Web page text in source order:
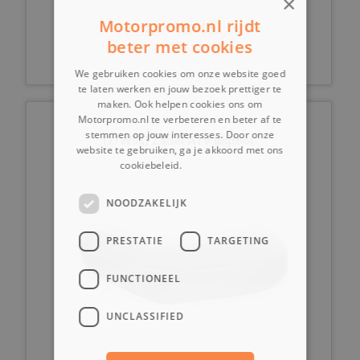
vanaf1649,-
(27W5a) Zadel ATV Bigfoot
Motorpromo.nl rijdt
beter met cookies
We gebruiken cookies om onze website goed
te laten werken en jouw bezoek prettiger te
maken. Ook helpen cookies ons om
Motorpromo.nl te verbeteren en beter af te
stemmen op jouw interesses. Door onze
website te gebruiken, ga je akkoord met ons
cookiebeleid.
NOODZAKELIJK
PRESTATIE TARGETING
FUNCTIONEEL
UNCLASSIFIED